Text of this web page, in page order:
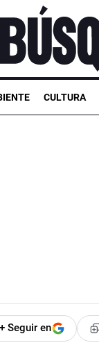
CULTURA
+ Seguir en